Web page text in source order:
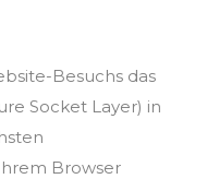
Besuchs das
Socket Layer) in
Browser